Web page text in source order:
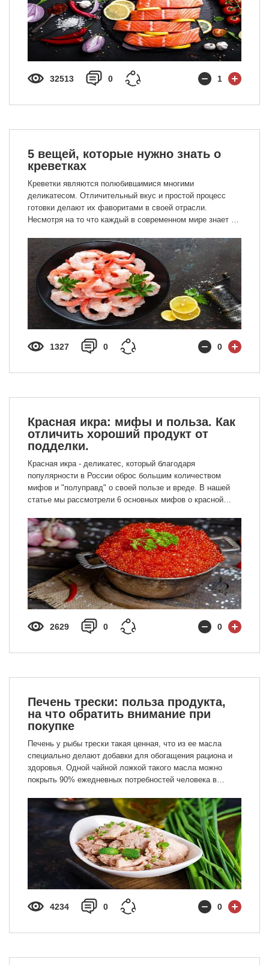
32513 0 1
5 вещей, которые нужно знать о
креветках
Креветки являются полюбившимися многими
деликатесом. Отличительный вкус и простой процесс
готовки делают их фаворитами в своей отрасли.
Несмотря на то что каждый в современном мире знает о
их отличительные качества.
1327 0 0
Красная икра: мифы и польза. Как
отличить хороший продукт от
подделки.
Красная икра - деликатес, который благодаря
популярности в России оброс большим количеством
мифов и "полуправд" о своей пользе и вреде. В нашей
статье мы рассмотрели 6 основных мифов о красной
ложь.
2629 0 0
Печень трески: польза продукта,
на что обратить внимание при
покупке
Печень у рыбы трески такая ценная, что из ее масла
специально делают добавки для обогащения рациона и
здоровья. Одной чайной ложкой такого масла можно
покрыть 90% ежедневных потребностей человека в
4234 0 0